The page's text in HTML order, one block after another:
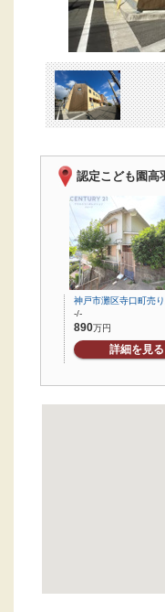
認定こども園高
神戸市灘区寺口町売
-/-
890万円
詳細を見る